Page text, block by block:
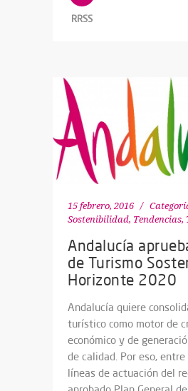
RRSS
15 febrero, 2016
Sostenibilidad, Tendencias,
Andalucía
de Turismo
Horizonte 2020
Andalucía quiere
turístico como motor de
económico y de
de calidad. Por eso,
líneas de actuación del